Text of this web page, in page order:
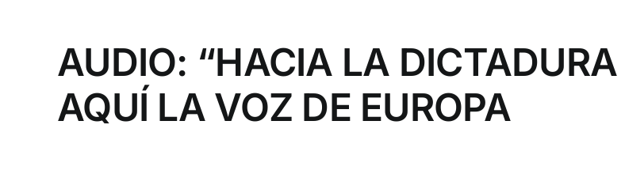
AUDIO: “HACIA LA DICTADURA
AQUÍ LA VOZ DE EUROPA